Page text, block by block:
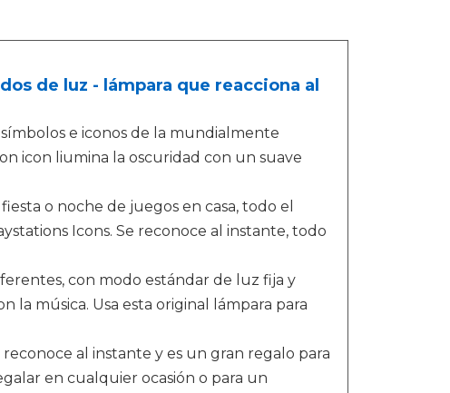
de luz - lámpara que reacciona al
e iconos de la mundialmente
icon liumina la oscuridad con un suave
o noche de juegos en casa, todo el
Icons. Se reconoce al instante, todo
con modo estándar de luz fija y
la música. Usa esta original lámpara para
al instante y es un gran regalo para
en cualquier ocasión o para un